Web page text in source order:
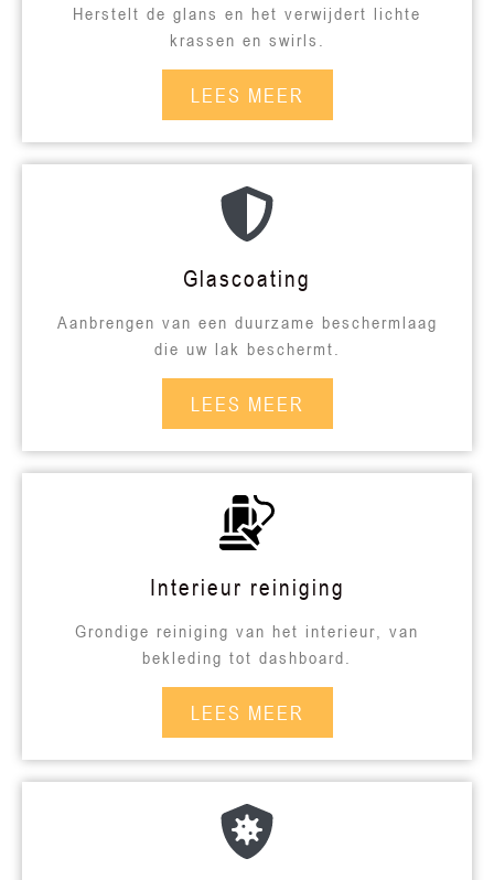
Herstelt de glans en het verwijdert lichte
krassen en swirls.
LEES MEER
Glascoating
Aanbrengen van een duurzame beschermlaag
die uw lak beschermt.
LEES MEER
Interieur reiniging
Grondige reiniging van het interieur, van
bekleding tot dashboard.
LEES MEER